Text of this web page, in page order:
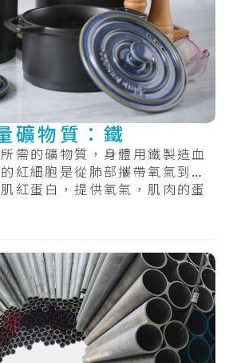
礦物質：鐵
需的礦物質，身體用鐵製造血
紅細胞是從肺部攜帶氧氣到身
紅蛋白，提供氧氣，肌肉的蛋